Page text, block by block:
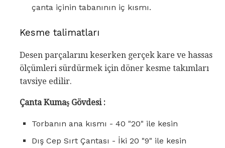
çanta içinin tabanının iç kısmı.
Kesme talimatları
Desen parçalarını keserken gerçek kare ve hassas
ölçümleri sürdürmek için döner kesme takımları
tavsiye edilir.
Çanta Kumaş Gövdesi :
Torbanın ana kısmı - 40 "20" ile kesin
Dış Cep Sırt Çantası - İki 20 "9" ile kesin